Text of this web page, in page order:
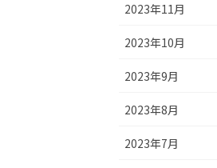
2023年11月
2023年10月
2023年9月
2023年8月
2023年7月